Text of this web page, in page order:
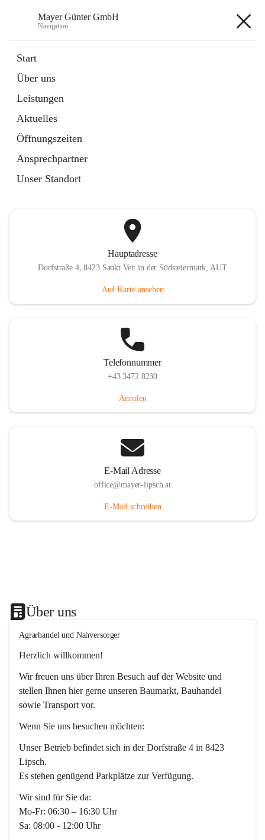
Mayer Günter GmbH
Navigation
Start
Über uns
Leistungen
Aktuelles
Öffnungszeiten
Ansprechpartner
Unser Standort
Artikel
in
Tab
TRANSPORTE
Artikel
öffnet
in
neuem
Tab
Hauptadresse
Dorfstraße 4, 8423 Sankt Veit in der Südsteiermark, AUT
Auf Karte ansehen
Telefonnummer
+43 3472 8230
Anrufen
E-Mail Adresse
office@mayer-lipsch.at
E-Mail schreiben
Über uns
Agrarhandel und Nahversorger
Herzlich willkommen!
Wir freuen uns über Ihren Besuch auf der Website und
stellen Ihnen hier gerne unseren Baumarkt, Bauhandel
sowie Transport vor.
Wenn Sie uns besuchen möchten:
Unser Betrieb befindet sich in der Dorfstraße 4 in 8423
Lipsch.
Es stehen genügend Parkplätze zur Verfügung.
Wir sind für Sie da:
Mo-Fr: 06:30 – 16:30 Uhr
Sa: 08:00 - 12:00 Uhr